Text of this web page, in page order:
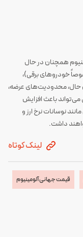
همچنان در حال
خودروهای برقی)،
حال، محدودیت‌های عرضه،
باعث افزایش
نوسانات نرخ ارز و
داشت.
لینک کوتاه
قیمت جهانی آلومینیوم